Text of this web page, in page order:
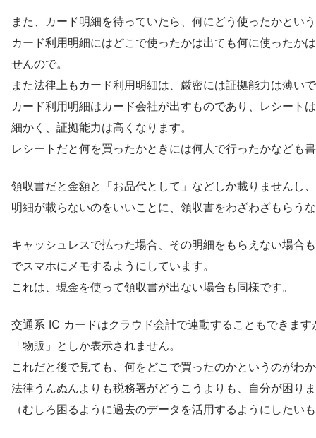
また、カード明細を待っていたら、何にどう使ったかとい
カード利用明細にはどこで使ったかは出ても何に使ったか
せんので。
また法律上もカード利用明細は、厳密には証拠能力は薄い
カード利用明細はカード会社が出すものであり、レシート
細かく、証拠能力は高くなります。
レシートだと何を買ったかときには何人で行ったかなども
領収書だと金額と「お品代として」などしか載りませんし
明細が載らないのをいいことに、領収書をわざわざもらう
キャッシュレスで払った場合、その明細をもらえない場合
でスマホにメモするようにしています。
これは、現金を使って領収書が出ない場合も同様です。
交通系 IC カードはクラウド会計で連動することもできま
「物販」としか表示されません。
これだと後で見ても、何をどこで買ったのかというのがわ
法律うんぬんよりも税務署がどうこうよりも、自分が困り
（むしろ困るように過去のデータを活用するようにしたい